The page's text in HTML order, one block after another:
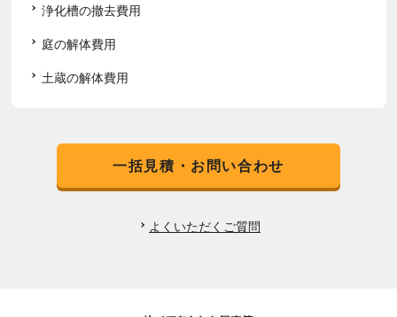
浄化槽の撤去費用
庭の解体費用
土蔵の解体費用
一括見積・お問い合わせ
よくいただくご質問